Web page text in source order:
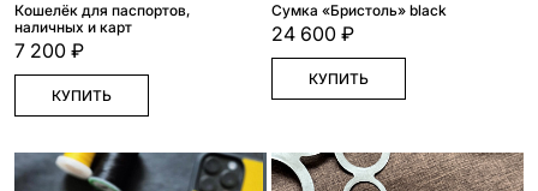
Кошелёк для паспортов,
наличных и карт
7 200 ₽
КУПИТЬ
Сумка «Бристоль» black
24 600 ₽
КУПИТЬ